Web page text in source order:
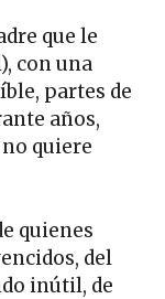
que le
con una
partes de
años,
quiere
quienes
del
inútil, de